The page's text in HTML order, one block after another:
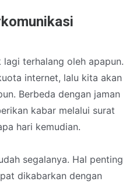
terhalang oleh apapun.
internet, lalu kita akan
Berbeda dengan jaman
kabar melalui surat
hari kemudian.
segalanya. Hal penting
dikabarkan dengan